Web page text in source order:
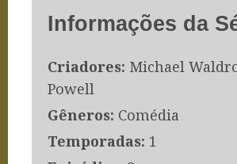
Informações da
Criadores: Michael
Powell
Gêneros: Comédia
Temporadas: 1